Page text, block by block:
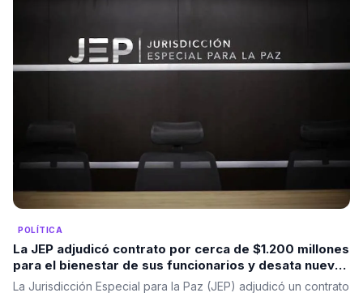
POLÍTICA
La JEP adjudicó contrato por cerca de $1.200 millones
para el bienestar de sus funcionarios y desata nuevas
críticas
La Jurisdicción Especial para la Paz (JEP) adjudicó un contrato